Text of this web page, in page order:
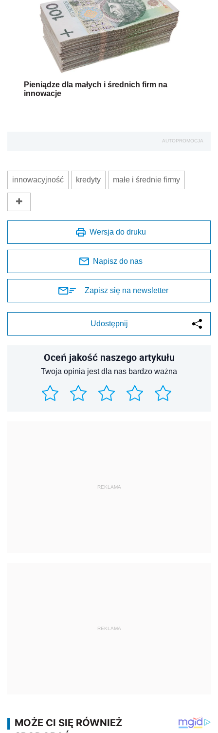
Pieniądze dla małych i średnich firm na
innowacje
AUTOPROMOCJA
innowacyjność kredyty małe i średnie firmy
Wersja do druku
Napisz do nas
Zapisz się na newsletter
Udostępnij
Oceń jakość naszego artykułu
Twoja opinia jest dla nas bardzo ważna
REKLAMA
REKLAMA